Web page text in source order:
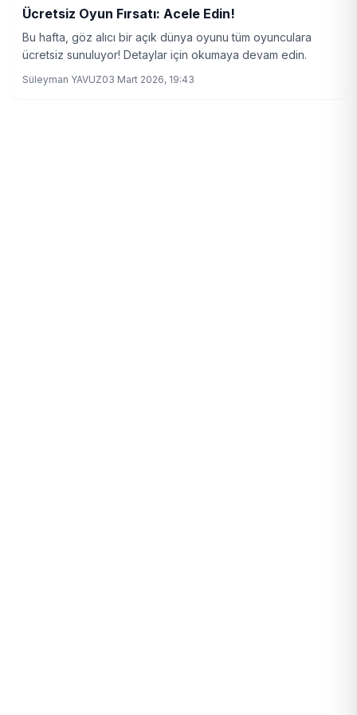
Ücretsiz Oyun Fırsatı: Acele Edin!
Bu hafta, göz alıcı bir açık dünya oyunu tüm oyunculara
ücretsiz sunuluyor! Detaylar için okumaya devam edin.
Süleyman YAVUZ03 Mart 2026, 19:43